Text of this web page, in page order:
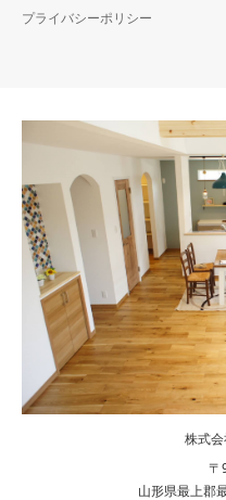
プライバシーポリシー
株式
〒
山形県最上郡